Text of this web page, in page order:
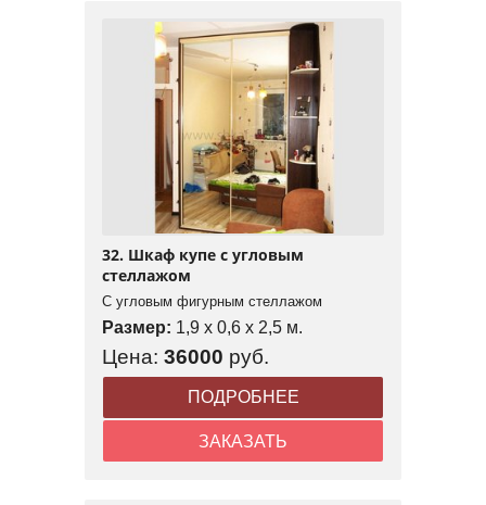
32. Шкаф купе с угловым
стеллажом
С угловым фигурным стеллажом
Размер: 1,9 x 0,6 x 2,5 м.
Цена: 36000 руб.
ПОДРОБНЕЕ
ЗАКАЗАТЬ